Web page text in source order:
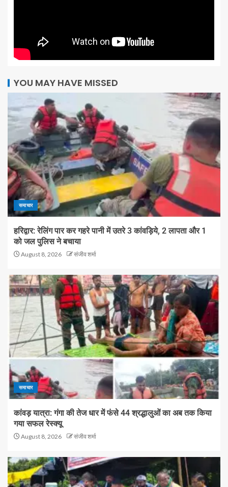
YOU MAY HAVE MISSED
समाचार
हरिद्वार: रेलिंग पार कर गहरे पानी में उतरे 3 कांवड़िये, 2 लापता और 1
को जल पुलिस ने बचाया
August 8, 2026 संजीव शर्मा
समाचार
कांवड़ यात्रा: गंगा की तेज धार में फंसे 44 श्रद्धालुओं का अब तक किया
गया सफल रेस्क्यू
August 8, 2026 संजीव शर्मा